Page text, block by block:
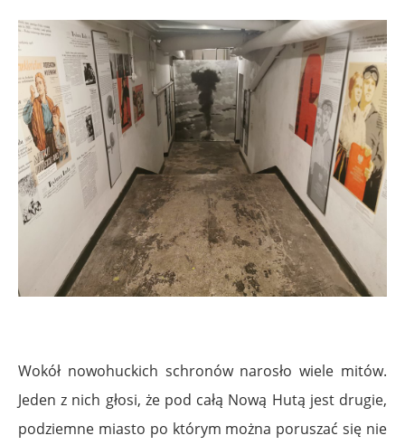
Wokół nowohuckich schronów narosło wiele mitów.
Jeden z nich głosi, że pod całą Nową Hutą jest drugie,
podziemne miasto po którym można poruszać się nie